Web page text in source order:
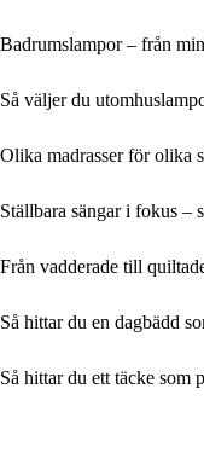
Badrumslampor – från
Så väljer du
Olika madrasser för olika
Ställbara sängar i fokus –
Från vadderade till
Så hittar du en dagbädd
Så hittar du ett täcke som